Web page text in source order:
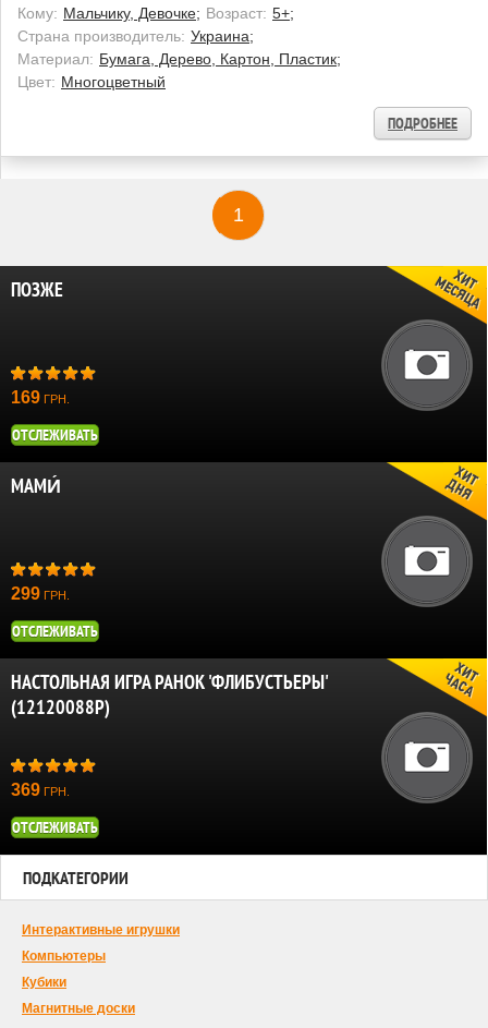
Кому: Мальчику, Девочке; Возраст: 5+;
Страна производитель: Украина;
Материал: Бумага, Дерево, Картон, Пластик;
Цвет: Многоцветный
ПОДРОБНЕЕ
1
ПОЗЖЕ
169 ГРН.
ОТСЛЕЖИВАТЬ
МАМИ́
299 ГРН.
ОТСЛЕЖИВАТЬ
НАСТОЛЬНАЯ ИГРА РАНОК 'ФЛИБУСТЬЕРЫ'
(12120088Р)
369 ГРН.
ОТСЛЕЖИВАТЬ
ПОДКАТЕГОРИИ
Интерактивные игрушки
Компьютеры
Кубики
Магнитные доски